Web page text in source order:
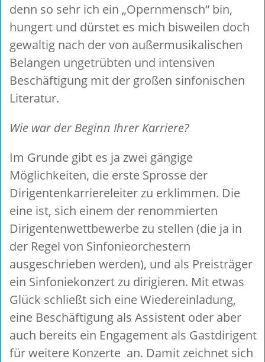
denn so sehr ich ein „Opernmensch“ bin,
hungert und dürstet es mich bisweilen doch
gewaltig nach der von außermusikalischen
Belangen ungetrübten und intensiven
Beschäftigung mit der großen sinfonischen
Literatur.
Wie war der Beginn Ihrer Karriere?
Im Grunde gibt es ja zwei gängige
Möglichkeiten, die erste Sprosse der
Dirigentenkarriereleiter zu erklimmen. Die
eine ist, sich einem der renommierten
Dirigentenwettbewerbe zu stellen (die ja in
der Regel von Sinfonieorchestern
ausgeschrieben werden), und als Preisträger
ein Sinfoniekonzert zu dirigieren. Mit etwas
Glück schließt sich eine Wiedereinladung,
eine Beschäftigung als Assistent oder aber
auch bereits ein Engagement als Gastdirigent
für weitere Konzerte an. Damit zeichnet sich